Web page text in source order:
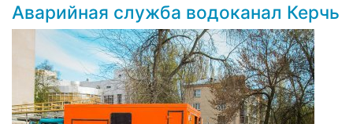
Аварийная служба водоканал Керчь